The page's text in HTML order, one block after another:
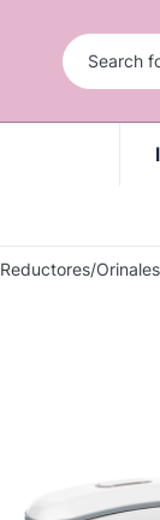
Reductores/Orinales